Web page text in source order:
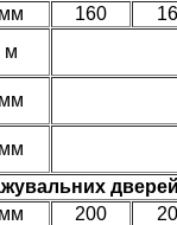
мм 160
м
мм
мм
мм 200